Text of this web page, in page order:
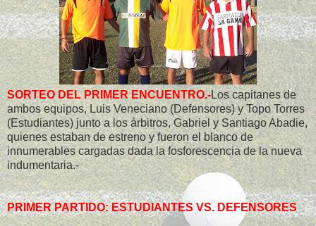
SORTEO DEL PRIMER ENCUENTRO.-Los capitanes de
ambos equipos, Luis Veneciano (Defensores) y Topo Torres
(Estudiantes) junto a los árbitros, Gabriel y Santiago Abadie,
quienes estaban de estreno y fueron el blanco de
innumerables cargadas dada la fosforescencia de la nueva
indumentaria.-
PRIMER PARTIDO: ESTUDIANTES VS. DEFENSORES